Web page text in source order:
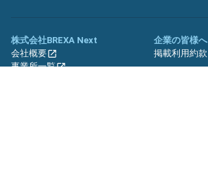
株式会社BREXA Next
会社概要
事業所一覧
企業の皆様へ
掲載利用約款